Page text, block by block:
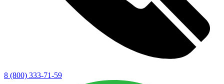
8 (800) 333-71-59